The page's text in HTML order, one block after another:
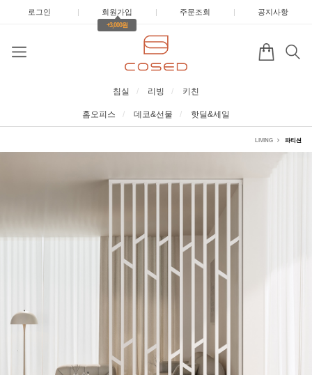
로그인 | 회원가입 |
+3,000원
주문조회 | 공지사항
침실 리빙 키친
홈오피스 데코&선물 핫딜&세일
LIVING 파티션